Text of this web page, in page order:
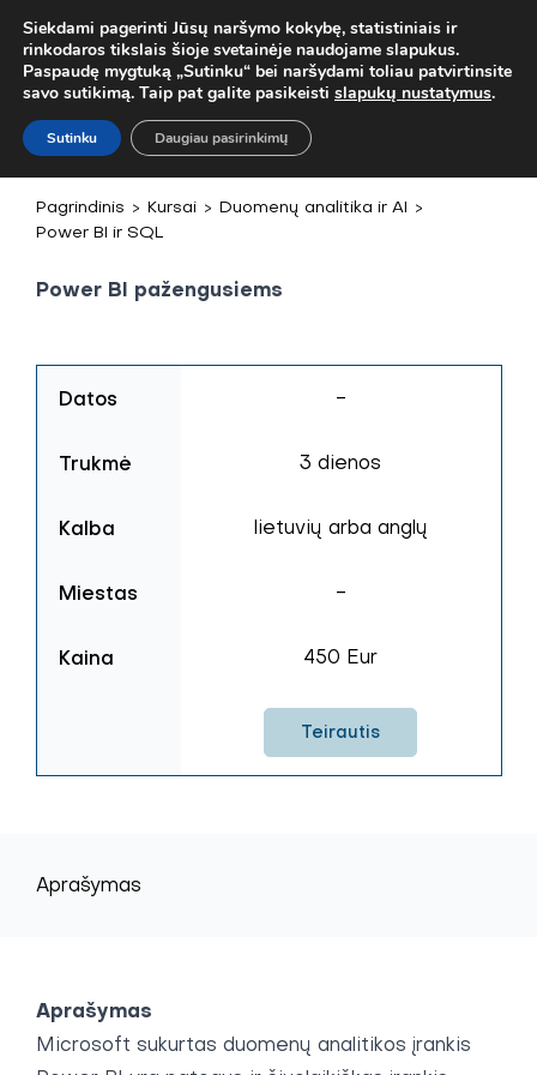
MOB. TEL. +37067579127 ARBA EL. P. MOKYMAI@BKA.LT
Pagrindinis > Kursai > Duomenų analitika ir AI >
Power BI ir SQL
Power BI pažengusiems
Datos -
Trukmė 3 dienos
Kalba lietuvių arba anglų
Miestas -
Kaina 450 Eur
Teirautis
Aprašymas
Aprašymas
Microsoft sukurtas duomenų analitikos įrankis
Siekdami pagerinti Jūsų naršymo kokybę, statistiniais ir
rinkodaros tikslais šioje svetainėje naudojame slapukus.
Paspaudę mygtuką „Sutinku“ bei naršydami toliau patvirtinsite
savo sutikimą. Taip pat galite pasikeisti slapukų nustatymus.
Sutinku Daugiau pasirinkimų